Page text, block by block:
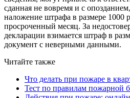
сданная не вовремя и с
наложение штрафа в размере 1000
просроченный месяц. За
декларации взимается штраф в
документ с неверными данными.
Читайте также
Что делать при пожаре в
Тест по правилам пожарной